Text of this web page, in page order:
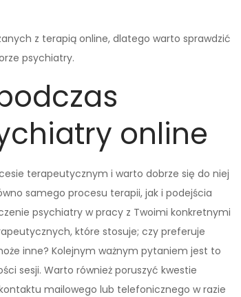
z terapią online, dlatego warto sprawdzić
psychiatry.
online
terapeutycznym i warto dobrze się do niej
samego procesu terapii, jak i podejścia
psychiatry w pracy z Twoimi konkretnymi
które stosuje; czy preferuje
inne? Kolejnym ważnym pytaniem jest to
sesji. Warto również poruszyć kwestie
mailowego lub telefonicznego w razie